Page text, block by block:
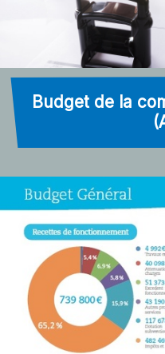
Budget de la